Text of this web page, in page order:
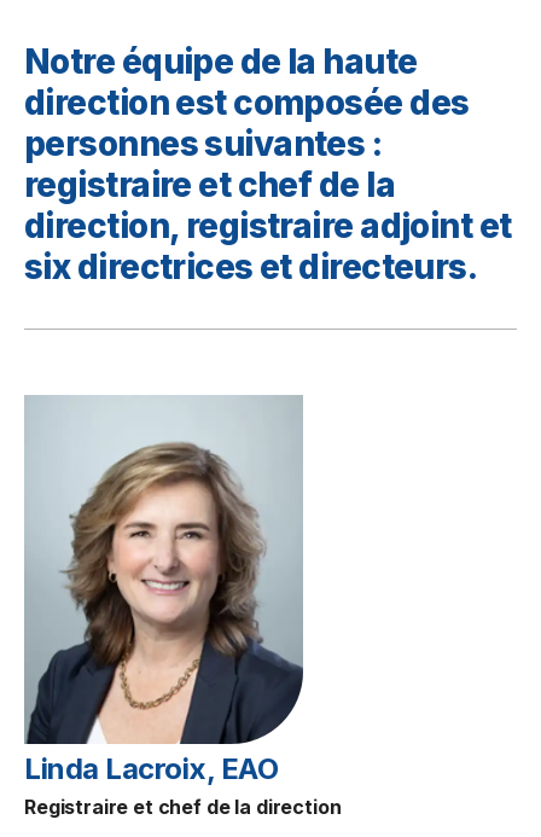
Notre équipe de la haute
direction est composée des
personnes suivantes :
registraire et chef de la
direction, registraire adjoint et
six directrices et directeurs.
Linda Lacroix, EAO
Registraire et chef de la direction